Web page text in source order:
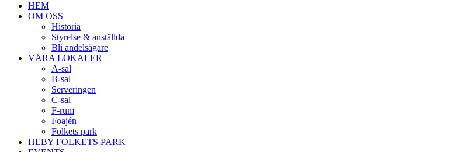
HEM
OM OSS
Historia
Styrelse & anställda
Bli andelsägare
VÅRA LOKALER
A-sal
B-sal
Serveringen
C-sal
F-rum
Foajén
Folkets park
HEBY FOLKETS PARK